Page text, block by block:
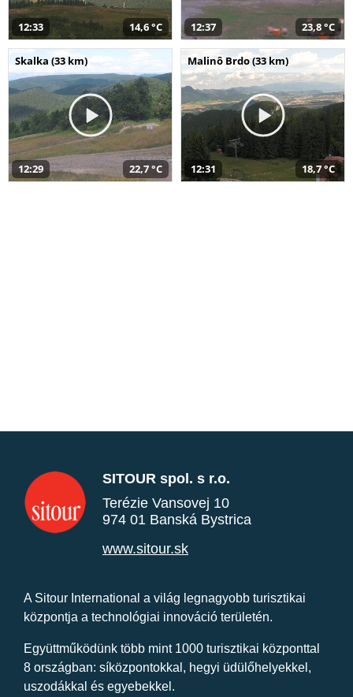
12:33 14,6 °C 12:37 23,8 °C
Skalka (33 km)
12:29 22,7 °C
Malinô Brdo (33 km)
12:31 18,7 °C
SITOUR spol. s r.o.
Terézie Vansovej 10
974 01 Banská Bystrica
www.sitour.sk
A Sitour International a világ legnagyobb turisztikai
központja a technológiai innováció területén.
Együttműködünk több mint 1000 turisztikai központtal
8 országban: síközpontokkal, hegyi üdülőhelyekkel,
uszodákkal és egyebekkel.